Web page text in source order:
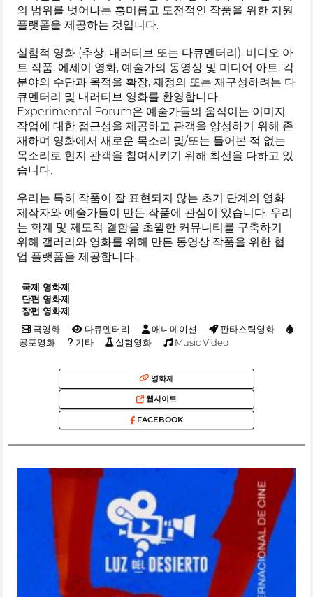
의 범위를 벗어나는 흥미롭고 도전적인 작품을 위한 지원
플랫폼을 제공하는 것입니다.
실험적 영화 (추상, 내러티브 또는 다큐멘터리), 비디오 아
트 작품, 에세이 영화, 예술가의 동영상 및 미디어 아트, 각
분야의 수단과 목적을 확장, 재정의 또는 재구성하려는 다
큐멘터리 및 내러티브 영화를 환영합니다.
Experimental Forum은 예술가들의 움직이는 이미지
작업에 대한 접근성을 제공하고 관객을 양성하기 위해 존
재하며 영화에서 새로운 목소리 및/또는 들어본 적 없는
목소리로 현지 관객을 참여시키기 위해 최선을 다하고 있
습니다.
우리는 특히 작품이 잘 표현되지 않는 초기 단계의 영화
제작자와 예술가들이 만든 작품에 관심이 있습니다. 우리
는 학계 및 제도적 결함을 초월한 커뮤니티를 구축하기
위해 갤러리와 영화를 위해 만든 동영상 작품을 위한 협
업 플랫폼을 제공합니다.
국제 영화제
단편 영화제
장편 영화제
극영화 다큐멘터리 애니메이션
판타스틱영화
공포영화
기타 실험영화 Music Video
영화제
웹사이트
FACEBOOK